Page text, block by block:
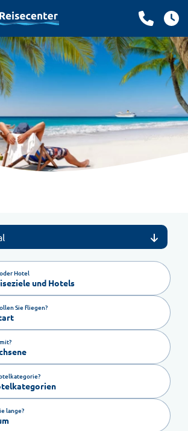
Hotel
Sie fliegen?
lange?